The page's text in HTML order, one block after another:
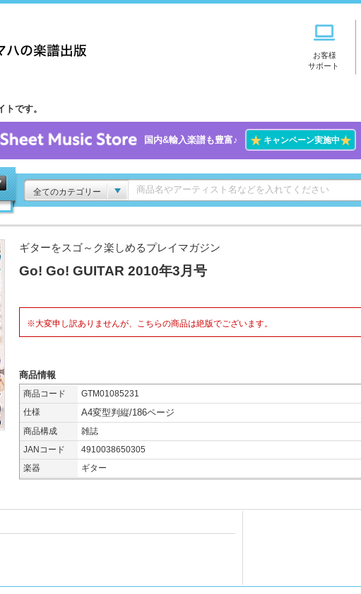
お客様
サポート
です。
国内&輸入楽譜も豊富♪ ★キャンペーン実施中★
全てのカテゴリー
ギターをスゴ～ク楽しめるプレイマガジン
Go! Go! GUITAR 2010年3月号
※大変申し訳ありませんが、こちらの商品は絶版でございます。
商品情報
商品コード
GTM01085231
仕様
A4変型判縦/186ページ
商品構成
雑誌
JANコード
4910038650305
楽器
ギター